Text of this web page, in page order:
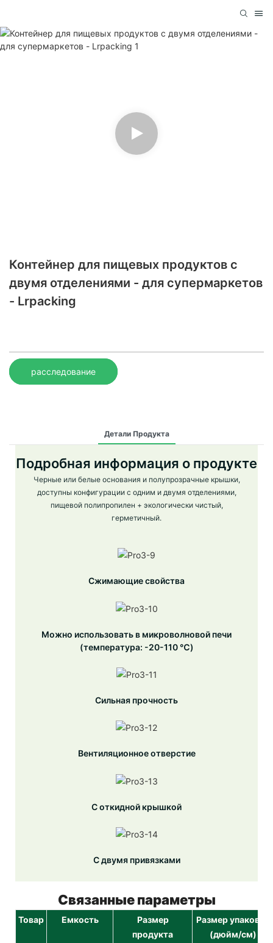
Контейнер для пищевых продуктов с
двумя отделениями - для супермаркетов
- Lrpacking
расследование
Детали Продукта
Подробная информация о продукте
Черные или белые основания и полупрозрачные крышки,
доступны конфигурации с одним и двумя отделениями,
пищевой полипропилен + экологически чистый,
герметичный.
Сжимающие свойства
Можно использовать в микроволновой печи
(температура: -20-110 ℃)
Сильная прочность
Вентиляционное отверстие
С откидной крышкой
С двумя привязками
Связанные параметры
Товар Емкость
Размер
продукта
Размер упаковки
(дюйм/см)